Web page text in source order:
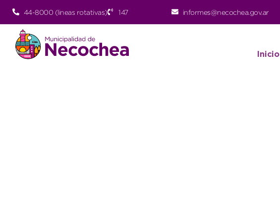
44-8000 (lineas rotativas) 147 informes@necochea.gov.ar
Inicio